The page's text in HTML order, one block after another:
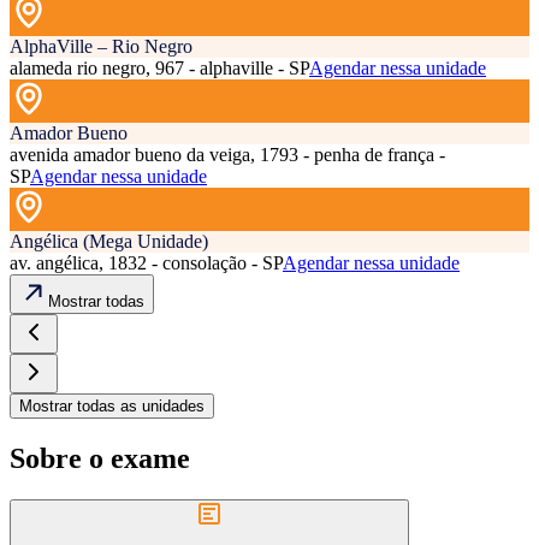
AlphaVille – Rio Negro
alameda rio negro, 967 - alphaville - SPAgendar nessa unidade
Amador Bueno
avenida amador bueno da veiga, 1793 - penha de frança -
SPAgendar nessa unidade
Angélica (Mega Unidade)
av. angélica, 1832 - consolação - SPAgendar nessa unidade
Mostrar todas
Mostrar todas as unidades
Sobre o exame